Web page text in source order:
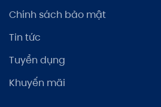
Chính sách bảo mật
Tin tức
Tuyển dụng
Khuyến mãi